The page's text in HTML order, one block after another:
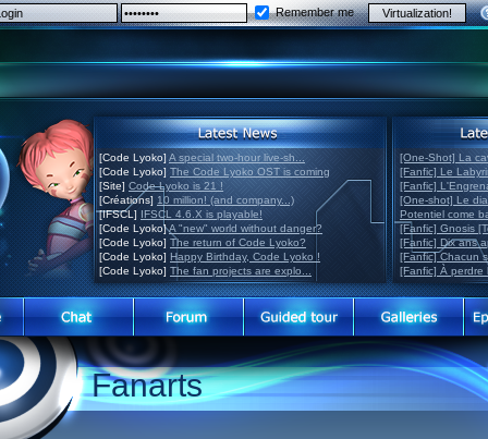
Remember me
[Code Lyoko] A special two-hour live-sh...
[Code Lyoko] The Code Lyoko OST is coming
[Site] Code Lyoko is 21 !
[Créations] 10 million! (and company...)
[IFSCL] IFSCL 4.6.X is playable!
[Code Lyoko]A "new" world without danger?
[Code Lyoko] The return of Code Lyoko?
[Code Lyoko] Happy Birthday, Code Lyoko !
[Code Lyoko] The fan projects are explo...
[One-Shot] La
[Fanfic] Le
[Fanfic]
[One-shot] Le
Potentiel come
[Fanfic] Gnosis
[Fanfic] Dix ans
[Fanfic] Chacun
[Fanfic] À perdre
Fanarts